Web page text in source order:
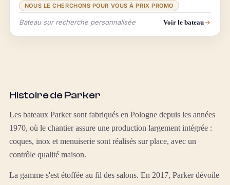
NOUS LE CHERCHONS POUR VOUS À PRIX PROMO
Bateau sur recherche personnalisée Voir le bateau
Histoire de Parker
Les bateaux Parker sont fabriqués en Pologne depuis les années
1970, où le chantier assure une production largement intégrée :
coques, inox et menuiserie sont réalisés sur place, avec un
contrôle qualité maison.
La gamme s'est étoffée au fil des salons. En 2017, Parker dévoile